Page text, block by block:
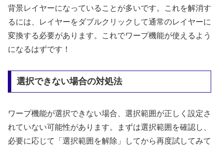
背景レイヤーになっていることが多いです。これを解消す
るには、レイヤーをダブルクリックして通常のレイヤーに
変換する必要があります。これでワープ機能が使えるよう
になるはずです！
選択できない場合の対処法
ワープ機能が選択できない場合、選択範囲が正しく設定さ
れていない可能性があります。まずは選択範囲を確認し、
必要に応じて「選択範囲を解除」してから再度試してみて